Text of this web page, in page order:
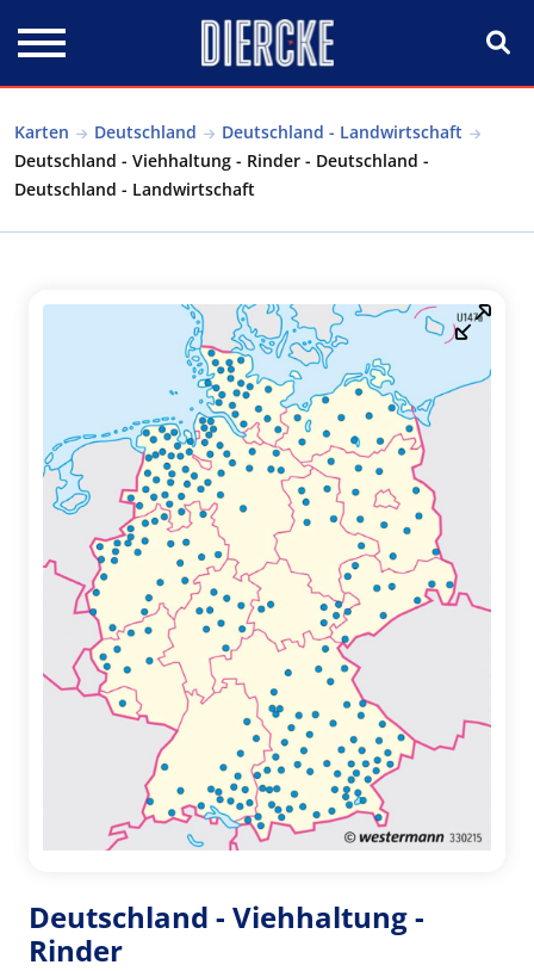
Karten Deutschland
Deutschland - Landwirtschaft
Deutschland - Viehhaltung - Rinder - Deutschland -
Deutschland - Landwirtschaft
Deutschland - Viehhaltung -
Rinder